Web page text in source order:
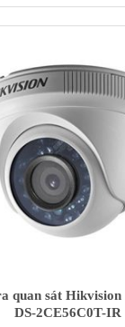
quan sát
DS-2CE56C0T-IR